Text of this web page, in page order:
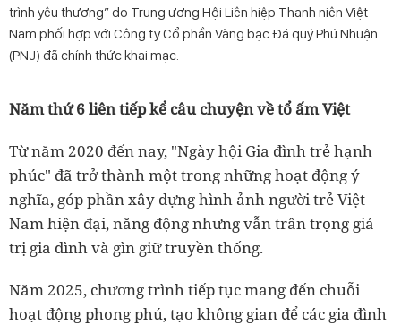
trình yêu thương” do Trung ương Hội Liên hiệp Thanh niên Việt
Nam phối hợp với Công ty Cổ phần Vàng bạc Đá quý Phú Nhuận
(PNJ) đã chính thức khai mạc.
Năm thứ 6 liên tiếp kể câu chuyện về tổ ấm Việt
Từ năm 2020 đến nay, "Ngày hội Gia đình trẻ hạnh
phúc" đã trở thành một trong những hoạt động ý
nghĩa, góp phần xây dựng hình ảnh người trẻ Việt
Nam hiện đại, năng động nhưng vẫn trân trọng giá
trị gia đình và gìn giữ truyền thống.
Năm 2025, chương trình tiếp tục mang đến chuỗi
hoạt động phong phú, tạo không gian để các gia đình